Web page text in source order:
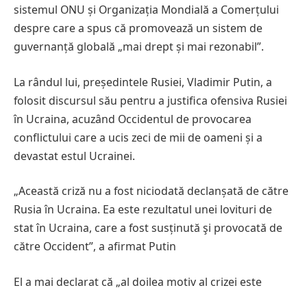
sistemul ONU și Organizația Mondială a Comerțului
despre care a spus că promovează un sistem de
guvernanță globală „mai drept și mai rezonabil”.
La rândul lui, președintele Rusiei, Vladimir Putin, a
folosit discursul său pentru a justifica ofensiva Rusiei
în Ucraina, acuzând Occidentul de provocarea
conflictului care a ucis zeci de mii de oameni și a
devastat estul Ucrainei.
„Această criză nu a fost niciodată declanșată de către
Rusia în Ucraina. Ea este rezultatul unei lovituri de
stat în Ucraina, care a fost susținută şi provocată de
către Occident”, a afirmat Putin
El a mai declarat că „al doilea motiv al crizei este